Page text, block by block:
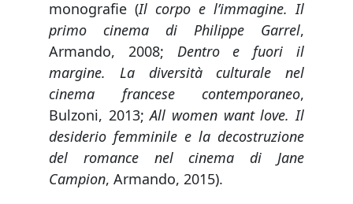
monografie (Il corpo e l’immagine. Il
primo cinema di Philippe Garrel,
Armando, 2008; Dentro e fuori il
margine. La diversità culturale nel
cinema francese contemporaneo,
Bulzoni, 2013;All women want love. Il
desiderio femminile e la decostruzione
del romance nel cinema di Jane
Campion, Armando, 2015).